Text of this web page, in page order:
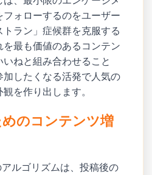
ォローするのをユーザー
ラン」症候群を克服する
最も価値のあるコンテン
ねと組み合わせること
したくなる活発で人気の
を作り出します。
のコンテンツ増
ルゴリズムは、投稿後の